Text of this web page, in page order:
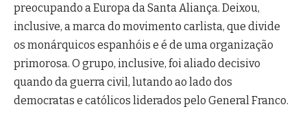
preocupando a Europa da Santa Aliança. Deixou,
inclusive, a marca do movimento carlista, que divide
os monárquicos espanhóis e é de uma organização
primorosa. O grupo, inclusive, foi aliado decisivo
quando da guerra civil, lutando ao lado dos
democratas e católicos liderados pelo General Franco.